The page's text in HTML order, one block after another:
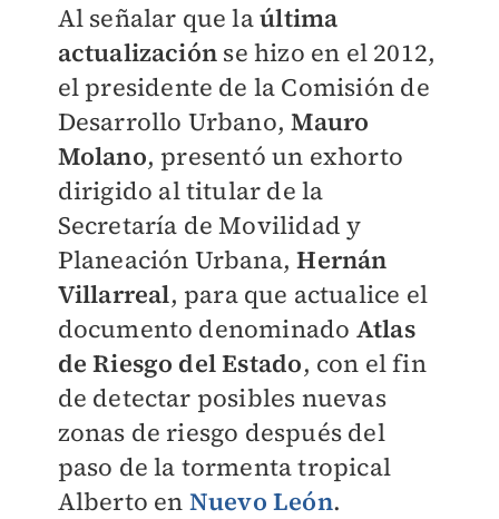
Al señalar que laúltima
actualización se hizo en el 2012,
el presidente de la Comisión de
Desarrollo Urbano,Mauro
Molano, presentó un exhorto
dirigido al titular de la
Secretaría de Movilidad y
Planeación Urbana, Hernán
Villarreal, para que actualice el
documento denominado Atlas
de Riesgo del Estado, con el fin
de detectar posibles nuevas
zonas de riesgo después del
paso de la tormenta tropical
Alberto en Nuevo León.